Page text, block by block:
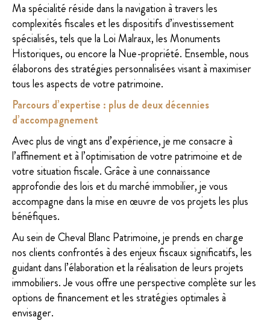
Ma spécialité réside dans la navigation à travers les
complexités fiscales et les dispositifs d’investissement
spécialisés, tels que la Loi Malraux, les Monuments
Historiques, ou encore la Nue-propriété. Ensemble, nous
élaborons des stratégies personnalisées visant à maximiser
tous les aspects de votre patrimoine.
Parcours d’expertise : plus de deux décennies
d’accompagnement
Avec plus de vingt ans d’expérience, je me consacre à
l’affinement et à l’optimisation de votre patrimoine et de
votre situation fiscale. Grâce à une connaissance
approfondie des lois et du marché immobilier, je vous
accompagne dans la mise en œuvre de vos projets les plus
bénéfiques.
Au sein de Cheval Blanc Patrimoine, je prends en charge
nos clients confrontés à des enjeux fiscaux significatifs, les
guidant dans l’élaboration et la réalisation de leurs projets
immobiliers. Je vous offre une perspective complète sur les
options de financement et les stratégies optimales à
envisager.